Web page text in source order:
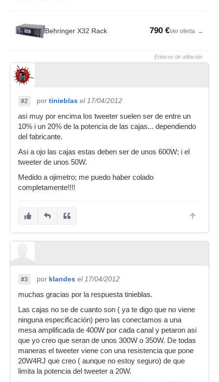
Behringer X32 Rack 790 €Ver oferta →
Enlaces de afiliación
#2 por tinieblas el 17/04/2012
asi muy por encima los tweeter suelen ser de entre un
10% i un 20% de la potencia de las cajas... dependiendo
del fabricante.
Asi a ojo las cajas estas deben ser de unos 600W; i el
tweeter de unos 50W.
Medido a ojimetro; me puedo haber colado
completamente!!!!
#3 por klandes el 17/04/2012
muchas gracias por la respuesta tinieblas.
Las cajas no se de cuanto son ( ya te digo que no viene
ninguna especificación) pero las conectamos a una
mesa amplificada de 400W por cada canal y petaron asi
que yo creo que seran de unos 300W o 350W. De todas
maneras el tweeter viene con una resistencia que pone
20W4RJ que creo ( aunque no estoy seguro) de que
limita la potencia del tweeter a 20W.